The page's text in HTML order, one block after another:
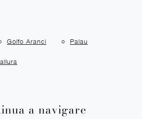
Golfo Aranci Palau
a navigare